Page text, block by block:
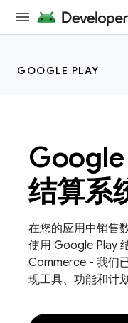
GOOGLE PLAY
结算系
在您的应用中销售
使用 Google Play
Commerce - 我们
现工具、功能和计